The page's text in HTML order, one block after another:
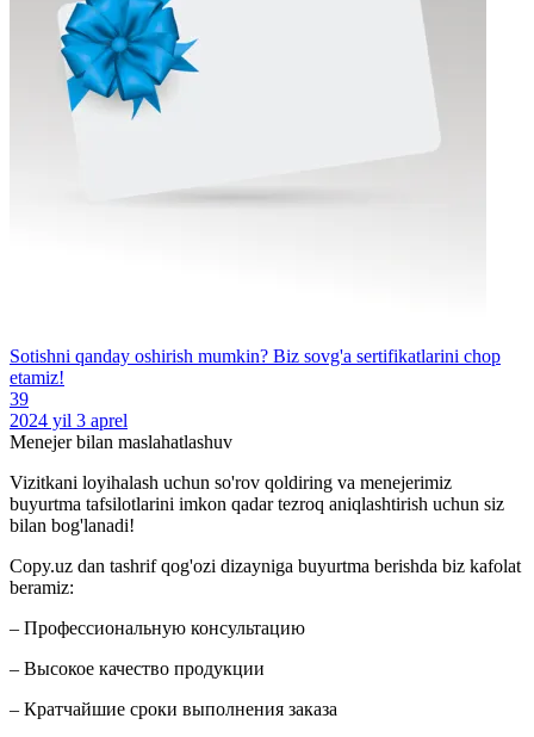
Sotishni qanday oshirish mumkin? Biz sovg'a sertifikatlarini chop
etamiz!
39
2024 yil 3 aprel
Menejer bilan maslahatlashuv
Vizitkani loyihalash uchun so'rov qoldiring va menejerimiz
buyurtma tafsilotlarini imkon qadar tezroq aniqlashtirish uchun siz
bilan bog'lanadi!
Copy.uz dan tashrif qog'ozi dizayniga buyurtma berishda biz kafolat
beramiz:
– Профессиональную консультацию
– Высокое качество продукции
– Кратчайшие сроки выполнения заказа